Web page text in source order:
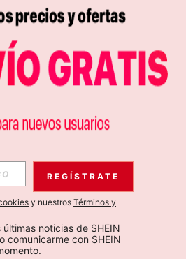
NOTICIAS DE SHEIN
Suscribir
REGÍSTRATE
y nuestros Términos y
noticias de SHEIN
comunicarme con SHEIN